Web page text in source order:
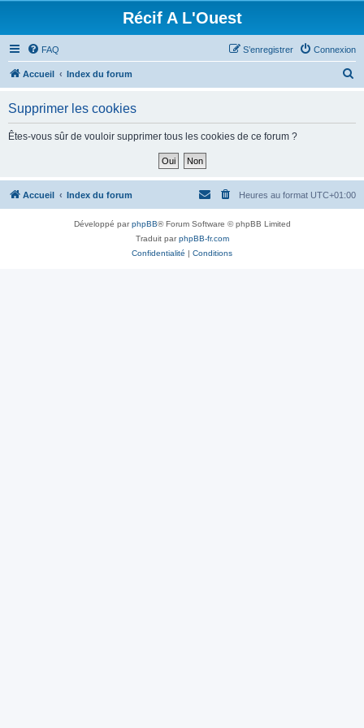
Récif A L'Ouest
FAQ Connexion
S’enregistrer
Accueil Index du forum
h
Supprimer les cookies
Êtes-vous sûr de vouloir supprimer tous les cookies de ce forum ?
Accueil Index du forum Heures au format UTC+01:00
Développé parphpBB® Forum Software © phpBB Limited
Traduit parphpBB-fr.com
Confidentialité | Conditions